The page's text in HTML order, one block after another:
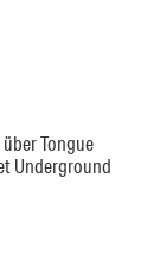
Tongue
Underground